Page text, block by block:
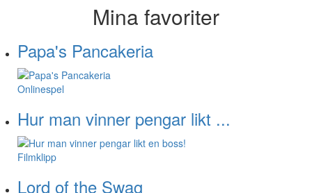
Mina favoriter
Papa's Pancakeria
Onlinespel
Hur man vinner pengar likt ...
Filmklipp
Lord of the Swag